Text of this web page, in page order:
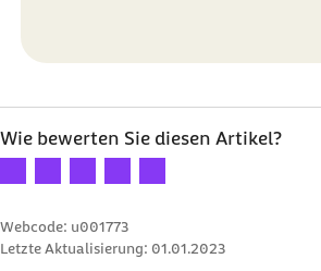
Wie bewerten Sie diesen Artikel?
Ihre Bewertung: 1 Stern
Ihre Bewertung: 2 Sterne
Ihre Bewertung: 3 Sterne
Ihre Bewertung: 4 Sterne
Ihre Bewertung: 5 Sterne
Webcode: u001773
Letzte Aktualisierung: 01.01.2023